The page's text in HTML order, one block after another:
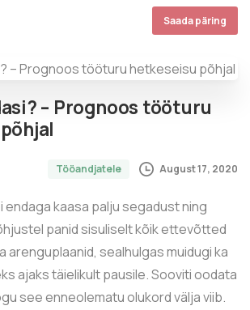
Saada päring
– Prognoos tööturu
Tööandjatele August 17, 2020
endaga kaasa palju segadust ning
panid sisuliselt kõik ettevõtted
arenguplaanid, sealhulgas muidugi ka
ajaks täielikult pausile. Sooviti oodata
see enneolematu olukord välja viib.